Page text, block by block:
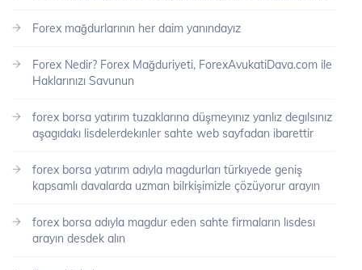
Forex mağdurlarının her daim yanındayız
Forex Nedir? Forex Mağduriyeti, ForexAvukatiDava.com ile
Haklarınızı Savunun
forex borsa yatırım tuzaklarına düşmeyınız yanlız degılsınız
aşagıdakı lisdelerdekınler sahte web sayfadan ibarettir
forex borsa yatırım adıyla magdurları türkıyede geniş
kapsamlı davalarda uzman bilrkişimizle çözüyorur arayın
forex borsa adıyla magdur eden sahte firmaların lısdesı
arayın desdek alın